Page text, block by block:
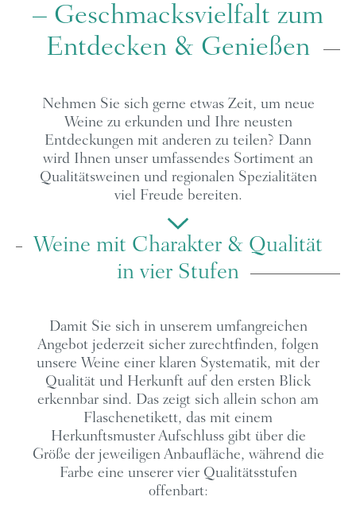
– Geschmacksvielfalt zum
Entdecken & Genießen
Nehmen Sie sich gerne etwas Zeit, um neue
Weine zu erkunden und Ihre neusten
Entdeckungen mit anderen zu teilen? Dann
wird Ihnen unser umfassendes Sortiment an
Qualitätsweinen und regionalen Spezialitäten
viel Freude bereiten.
Weine mit Charakter & Qualität
in vier Stufen
Damit Sie sich in unserem umfangreichen
Angebot jederzeit sicher zurechtfinden, folgen
unsere Weine einer klaren Systematik, mit der
Qualität und Herkunft auf den ersten Blick
erkennbar sind. Das zeigt sich allein schon am
Flaschenetikett, das mit einem
Herkunftsmuster Aufschluss gibt über die
Größe der jeweiligen Anbaufläche, während die
Farbe eine unserer vier Qualitätsstufen
offenbart: